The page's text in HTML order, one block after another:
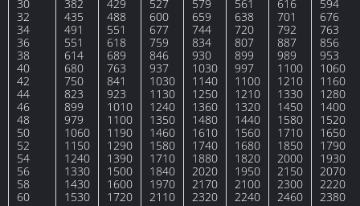
30
32
34
36
38
40
42
44
46
48
50
52
54
56
58
60
382
435
491
551
614
680
750
823
899
979
1060
1150
1240
1330
1430
1530
429
488
551
618
689
763
841
923
1010
1100
1190
1290
1390
1500
1600
1720
527
600
677
759
846
937
1030
1130
1240
1350
1460
1580
1710
1840
1970
2110
579
659
744
834
930
1030
1140
1250
1360
1480
1610
1740
1880
2020
2170
2320
561
638
720
807
899
997
1100
1210
1320
1440
1560
1680
1820
1950
2100
2240
616
701
792
887
989
1100
1210
1330
1450
1580
1710
1850
2000
2150
2300
2460
594
676
763
856
953
1060
1160
1280
1400
1520
1650
1790
1930
2070
2220
2380